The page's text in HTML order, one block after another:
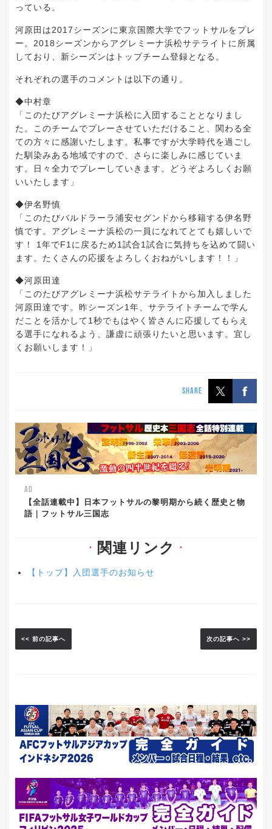
っている。
河原田は2017シーズンに東京国際大学でフットサルをプレ
ー。2018シーズンからアグレミーナ浜松サテライトに所属
しており、新シーズンはトップチーム登録となる。
それぞれの選手のコメントは以下の通り。
◆中村章
「このたびアグレミーナ浜松に入団することとなりまし
た。このチームでプレーさせていただけること、関わる全
ての方々に感謝いたします。私事ですが大学時代を過ごし
た馴染みある地域ですので、さらに楽しみに感じていま
す。日々全力でプレーしていきます。どうぞよろしくお願
いいたします」
◆伊名野慎
「このたびバルドラーラ浦安セグンドから移籍する伊名野
慎です。アグレミーナ浜松の一員になれてとても嬉しいで
す！ 1年でF1に戻るため1試合1試合に気持ちを込めて闘い
ます。たくさんの応援をよろしくおねがいします！！」
◆河原田達
「このたびアグレミーナ浜松サテライトから加入しました
河原田達です。昨シーズン1年、サテライトチームで学ん
だことを活かして1秒でもはやく皆さんに応援してもらえ
る選手になれるよう、謙虚に頑張りたいと思います。宜し
くお願いします！」
SHARE
AD
【全話連載中】日本フットサルの黎明期から続く歴史と物
語｜フットサル三国志
▼ 関連リンク ▼
【トップ】入団選手のお知らせ
<< 前の記事へ 次の記事へ >>